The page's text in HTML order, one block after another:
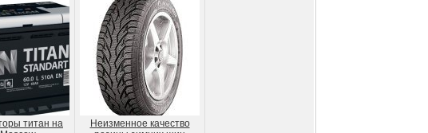
титан на
Неизменное качество